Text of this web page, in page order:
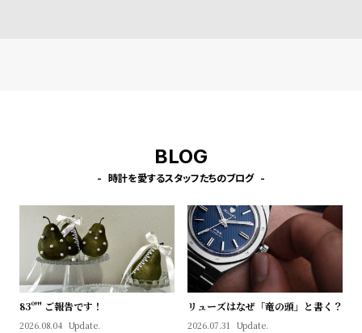
く
あ
問
い
BLOG
時計を愛するスタッフたちのブログ
83º'" ご報告です！
2026.08.04 Update.
リューズはなぜ「竜の頭」と書く？
2026.07.31 Update.